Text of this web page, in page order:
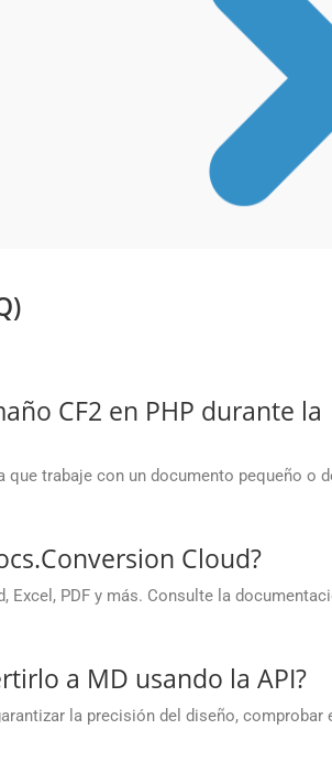
CF2 en PHP durante la
que trabaje con un documento pequeño o
Cloud?
PDF y más. Consulte la
a MD usando la API?
la precisión del diseño, comprobar